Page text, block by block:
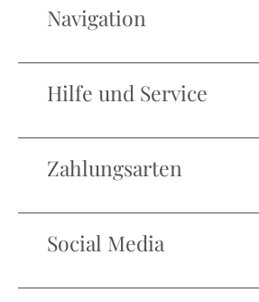
Navigation
Hilfe und Service
Zahlungsarten
Social Media